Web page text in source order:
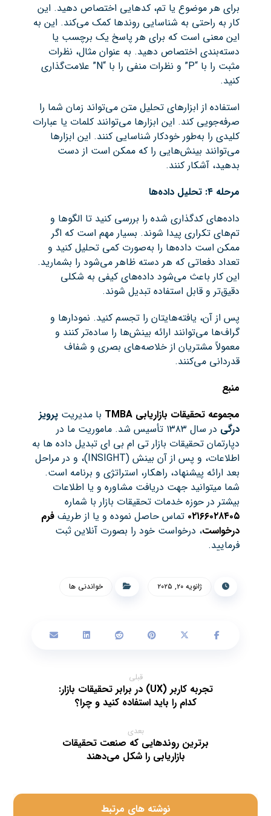
برای هر موضوع یا تم، کدهایی اختصاص دهید. این
کار به راحتی به شناسایی روندها کمک می‌کند. این به
این معنی است که برای هر پاسخ یک برچسب یا
دسته‌بندی اختصاص دهید. به عنوان مثال، نظرات
مثبت را با “P” و نظرات منفی را با “N” علامت‌گذاری
کنید.
استفاده از ابزارهای تحلیل متن می‌تواند زمان شما را
صرفه‌جویی کند. این ابزارها می‌توانند کلمات یا عبارات
کلیدی را به‌طور خودکار شناسایی کنند. این ابزارها
می‌توانند بینش‌هایی را که ممکن است از دست
بدهید، آشکار کنند.
مرحله ۴: تحلیل داده‌ها
داده‌های کدگذاری شده را بررسی کنید تا الگوها و
تم‌های تکراری پیدا شوند. بسیار مهم است که اگر
ممکن است داده‌ها را به‌صورت کمی تحلیل کنید و
تعداد دفعاتی که هر دسته ظاهر می‌شود را بشمارید.
این کار باعث می‌شود داده‌های کیفی به شکلی
دقیق‌تر و قابل استفاده تبدیل شوند.
پس از آن، یافته‌هایتان را تجسم کنید. نمودارها و
گراف‌ها می‌توانند ارائه بینش‌ها را ساده‌تر کنند و
معمولاً مشتریان از خلاصه‌های بصری و شفاف
قدردانی می‌کنند.
منبع
مجموعه تحقیقات بازاریابی TMBA با مدیریتپرویز
درگی
در سال ۱۳۸۳ تأسیس شد. ماموریت ما در
دپارتمان تحقیقات بازار تی ام بی ای تبدیل داده ها به
اطلاعات، و پس از آن بینش (INSIGHT)، و در مراحل
بعد ارائه پیشنهاد، راهکار، استراتژی و برنامه است.
شما میتوانید جهت دریافت مشاوره و یا اطلاعات
بیشتر در حوزه خدمات تحقیقات بازار با شماره
۰۲۱۶۶۰۲۸۴۰۵ تماس حاصل نموده و یا از طریف فرم
درخواست، درخواست خود را بصورت آنلاین ثبت
فرمایید.
ژانویه ۲۰, ۲۰۲۵ خواندنی ها
قبلی
تجربه کاربر (UX) در برابر تحقیقات بازار:
کدام را باید استفاده کنید و چرا؟
بعدی
برترین روندهایی که صنعت تحقیقات
بازاریابی را شکل می‌دهند
‫نوشته های مرتبط